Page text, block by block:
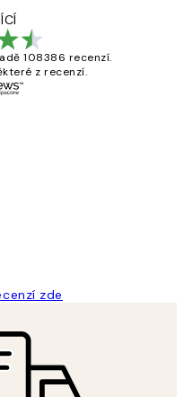
108386 recenzí.
z recenzí.
zde